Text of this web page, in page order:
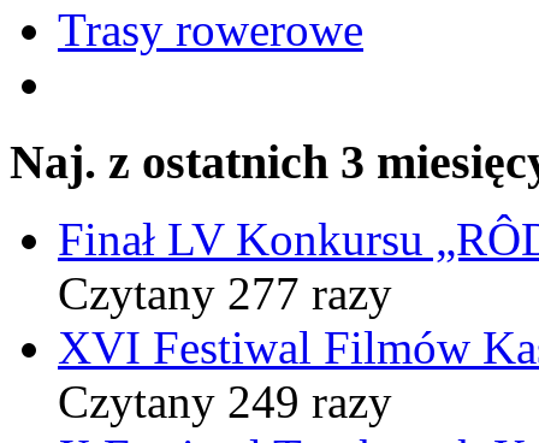
Trasy rowerowe
Naj. z ostatnich 3
Finał LV Konkursu
Czytany 277 razy
XVI Festiwal Filmów
Czytany 249 razy